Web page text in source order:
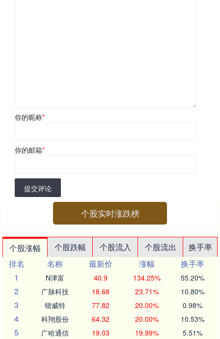
你的昵称*
你的邮箱*
提交评论
个股实时涨跌榜
个股涨幅 个股跌幅 个股流入 个股流出
换手率
排名
名称 最新价 涨幅
换手率
1
N津富 40.9 134.25% 55.20%
2 广脉科技 18.68 23.71% 10.80%
3 锴威特 77.82 20.00% 0.98%
4 科翔股份 64.32 20.00% 10.53%
5 广哈通信 19.03 19.99% 5.51%